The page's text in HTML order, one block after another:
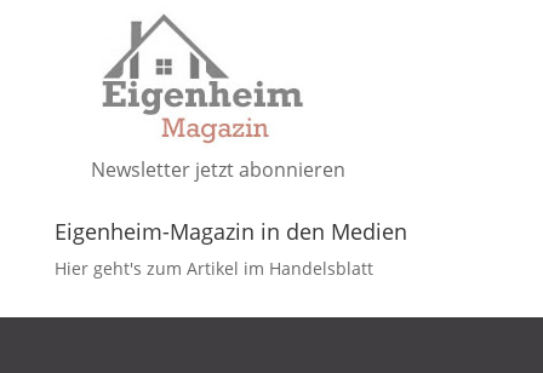
Newsletter jetzt abonnieren
Eigenheim-Magazin in den Medien
Hier geht's zum Artikel im Handelsblatt
DATENSCHUTZ